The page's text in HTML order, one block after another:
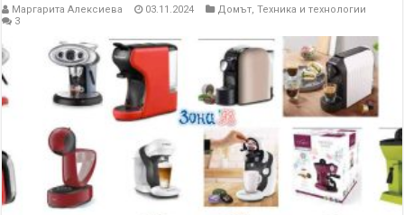
Маргарита Алексиева 03.11.2024 Домът,Техника и технологии
3